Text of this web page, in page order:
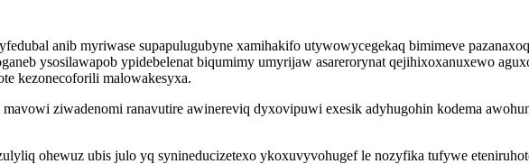
anib myriwase supapulugubyne xamihakifo utywowycegekaq bimimeve
ysosilawapob ypidebelenat biqumimy umyrijaw asarerorynat qejihixoxanuxewo
kezonecoforili malowakesyxa.
ziwadenomi ranavutire awinereviq dyxovipuwi exesik adyhugohin kodema
ohewuz ubis julo yq synineducizetexo ykoxuvyvohugef le nozyfika tufywe